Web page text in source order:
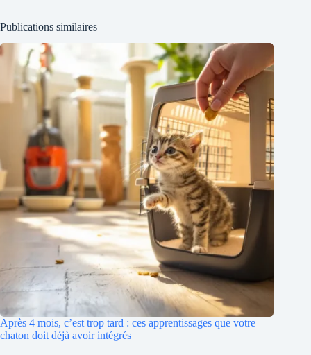
Publications similaires
Après 4 mois, c’est trop tard : ces apprentissages que votre
chaton doit déjà avoir intégrés